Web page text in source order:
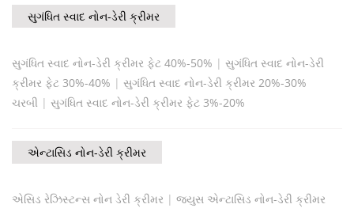
સુગંધિત સ્વાદ નોન-ડેરી ક્રીમર
સુગંધિત સ્વાદ નોન-ડેરી ક્રીમર ફેટ 40%-50% | સુગંધિત સ્વાદ નોન-ડેરી
ક્રીમર ફેટ 30%-40% | સુગંધિત સ્વાદ નોન-ડેરી ક્રીમર 20%-30%
ચરબી | સુગંધિત સ્વાદ નોન-ડેરી ક્રીમર ફેટ 3%-20%
એન્ટાસિડ નોન-ડેરી ક્રીમર
એસિડ રેઝિસ્ટન્સ નોન ડેરી ક્રીમર | જ્યુસ એન્ટાસિડ નોન-ડેરી ક્રીમર